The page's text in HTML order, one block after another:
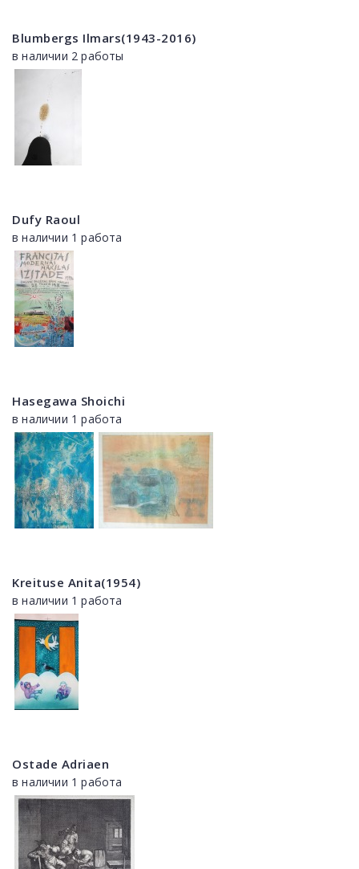
Blumbergs Ilmars(1943-2016)
в наличии 2 работы
Dufy Raoul
в наличии 1 работа
Hasegawa Shoichi
в наличии 1 работа
Kreituse Anita(1954)
в наличии 1 работа
Ostade Adriaen
в наличии 1 работа